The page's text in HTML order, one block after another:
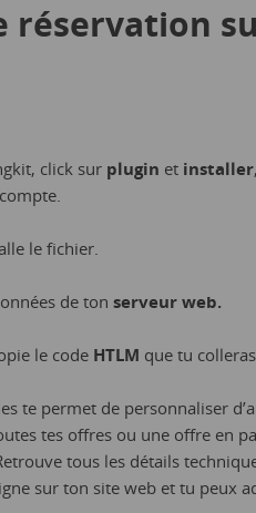
click sur plugin et installer
le fichier.
de ton serveur web.
le code HTLM que tu
te permet de personnaliser
tes offres ou une offre en
tous les détails
sur ton site web et tu peux